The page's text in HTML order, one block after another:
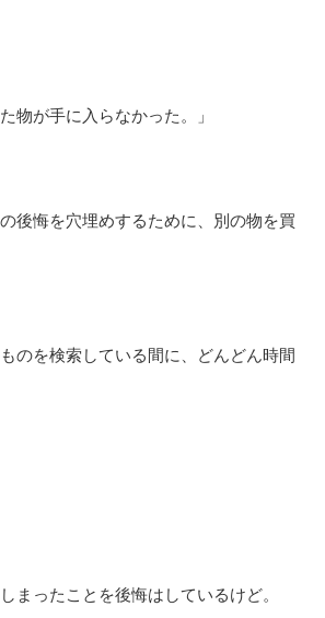
物が手に入らなかった。」
後悔を穴埋めするために、別の物を買
のを検索している間に、どんどん時間
まったことを後悔はしているけど。